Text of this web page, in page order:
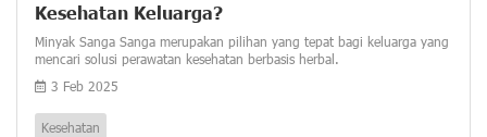
Kesehatan Keluarga?
Minyak Sanga Sanga merupakan pilihan yang tepat bagi keluarga yang
mencari solusi perawatan kesehatan berbasis herbal.
3 Feb 2025
Kesehatan